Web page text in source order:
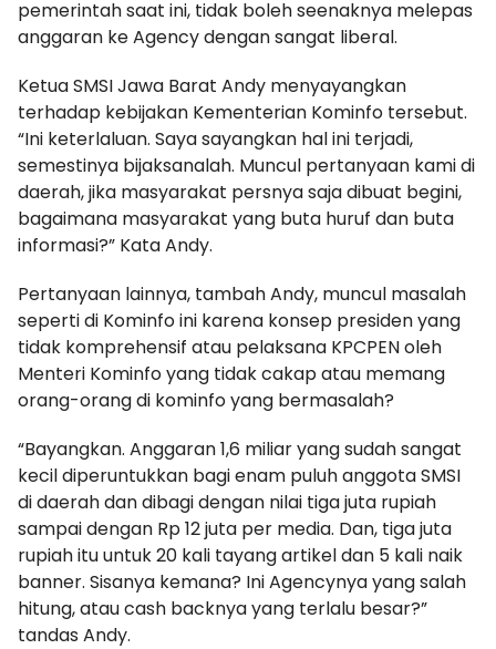
pemerintah saat ini, tidak boleh seenaknya melepas
anggaran ke Agency dengan sangat liberal.
Ketua SMSI Jawa Barat Andy menyayangkan
terhadap kebijakan Kementerian Kominfo tersebut.
“Ini keterlaluan. Saya sayangkan hal ini terjadi,
semestinya bijaksanalah. Muncul pertanyaan kami di
daerah, jika masyarakat persnya saja dibuat begini,
bagaimana masyarakat yang buta huruf dan buta
informasi?” Kata Andy.
Pertanyaan lainnya, tambah Andy, muncul masalah
seperti di Kominfo ini karena konsep presiden yang
tidak komprehensif atau pelaksana KPCPEN oleh
Menteri Kominfo yang tidak cakap atau memang
orang-orang di kominfo yang bermasalah?
“Bayangkan. Anggaran 1,6 miliar yang sudah sangat
kecil diperuntukkan bagi enam puluh anggota SMSI
di daerah dan dibagi dengan nilai tiga juta rupiah
sampai dengan Rp 12 juta per media. Dan, tiga juta
rupiah itu untuk 20 kali tayang artikel dan 5 kali naik
banner. Sisanya kemana? Ini Agencynya yang salah
hitung, atau cash backnya yang terlalu besar?”
tandas Andy.